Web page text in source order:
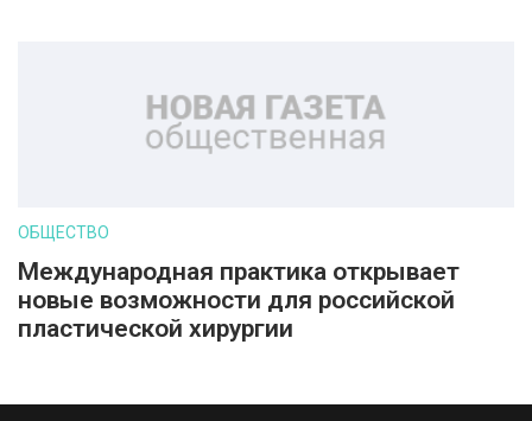
ОБЩЕСТВО
Международная практика открывает
новые возможности для российской
пластической хирургии